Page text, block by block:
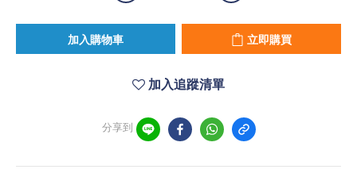
加入購物車 立即購買
加入追蹤清單
分享到